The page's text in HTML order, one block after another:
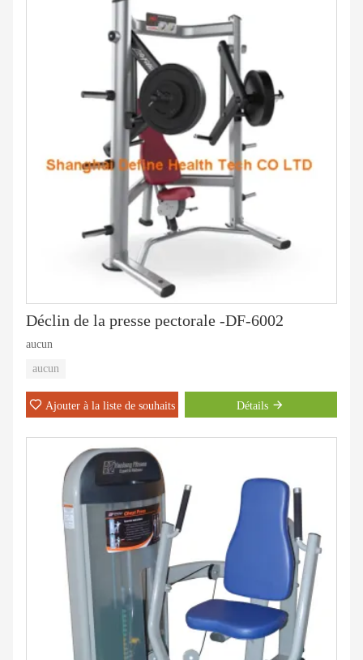
Déclin de la presse pectorale -DF-6002
aucun
aucun
Ajouter à la liste de souhaits Détails